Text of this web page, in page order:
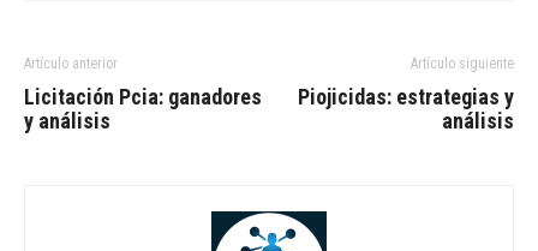
Artículo anterior
Licitación Pcia: ganadores
y análisis
Artículo siguiente
Piojicidas: estrategias y
análisis